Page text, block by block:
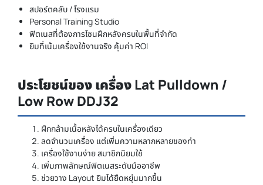
สปอร์ตคลับ / โรงแรม
Personal Training Studio
ฟิตเนสที่ต้องการโซนฝึกหลังครบในพื้นที่จำกัด
ยิมที่เน้นเครื่องใช้งานจริง คุ้มค่า ROI
ประโยชน์ของ เครื่อง Lat Pulldown /
Low Row DDJ32
ฝึกกล้ามเนื้อหลังได้ครบในเครื่องเดียว
ลดจำนวนเครื่อง แต่เพิ่มความหลากหลายของท่า
เครื่องใช้งานง่าย สมาชิกนิยมใช้
เพิ่มภาพลักษณ์ฟิตเนสระดับมืออาชีพ
ช่วยวาง Layout ยิมได้ยืดหยุ่นมากขึ้น